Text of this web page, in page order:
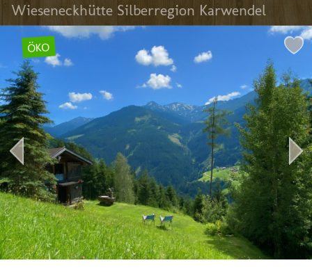
Wieseneckhütte Silberregion Karwendel
ÖKO